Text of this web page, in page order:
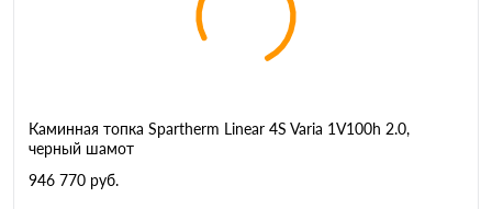
Каминная топка Spartherm Linear 4S Varia 1V100h 2.0,
черный шамот
946 770 руб.